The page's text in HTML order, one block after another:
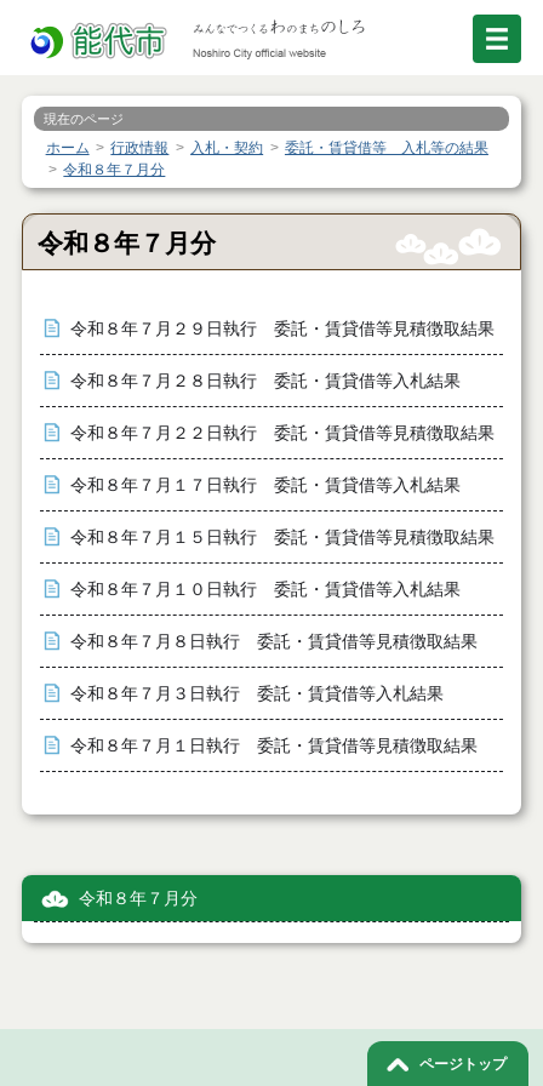
現在のページ
ホーム 行政情報 入札・契約
委託・賃貸借等 入札等の結果
令和８年７月分
令和８年７月分
令和８年７月２９日執行 委託・賃貸借等見積徴取結果
令和８年７月２８日執行 委託・賃貸借等入札結果
令和８年７月２２日執行 委託・賃貸借等見積徴取結果
令和８年７月１７日執行 委託・賃貸借等入札結果
令和８年７月１５日執行 委託・賃貸借等見積徴取結果
令和８年７月１０日執行 委託・賃貸借等入札結果
令和８年７月８日執行 委託・賃貸借等見積徴取結果
令和８年７月３日執行 委託・賃貸借等入札結果
令和８年７月１日執行 委託・賃貸借等見積徴取結果
令和８年７月分
ページトップ